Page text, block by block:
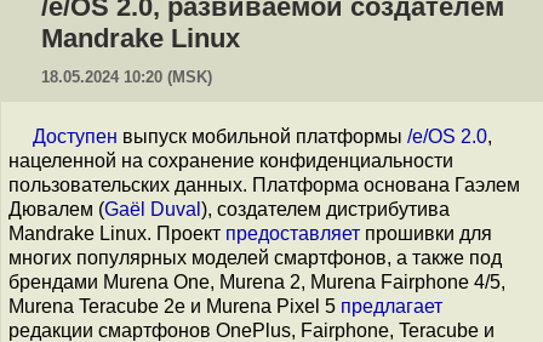
/e/OS 2.0, развиваемой создателем
Mandrake Linux
18.05.2024 10:20 (MSK)
Доступен выпуск мобильной платформы /e/OS 2.0,
нацеленной на сохранение конфиденциальности
пользовательских данных. Платформа основана Гаэлем
Дювалем (Gaël Duval ), создателем дистрибутива
Mandrake Linux. Проект предоставляет прошивки для
многих популярных моделей смартфонов, а также под
брендами Murena One, Murena 2, Murena Fairphone 4/5,
Murena Teracube 2e и Murena Pixel 5 предлагает
редакции смартфонов OnePlus, Fairphone, Teracube и